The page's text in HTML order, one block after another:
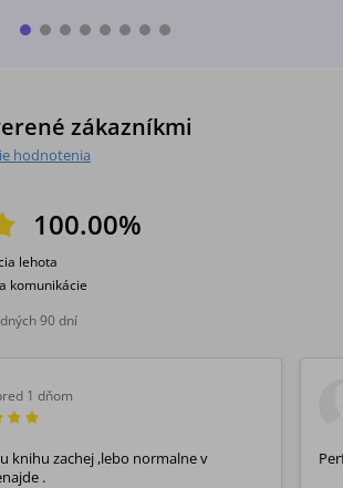
zákazníkmi
hodnotenia
100.00%
lehota
komunikácie
90 dní
1 dňom
knihu zachej ,lebo normalne v
.